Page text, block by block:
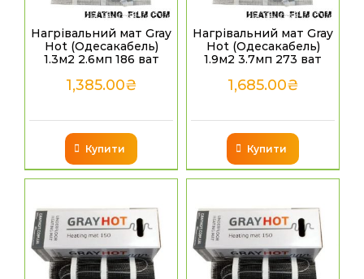
Нагрівальний мат Gray
Hot (Одесакабель)
1.3м2 2.6мп 186 ват
1,385.00₴
Купити
Нагрівальний мат Gray
Hot (Одесакабель)
1.9м2 3.7мп 273 ват
1,685.00₴
Купити